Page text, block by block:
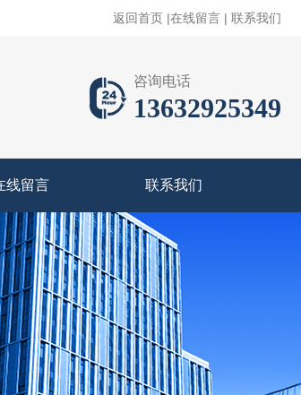
返回首页 |在线留言 | 联系我们
咨询电话
13632925349
线留言 联系我们